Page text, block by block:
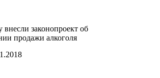
внесли законопроект об
продажи алкоголя